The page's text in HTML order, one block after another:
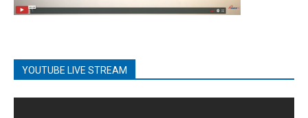
YOUTUBE LIVE STREAM